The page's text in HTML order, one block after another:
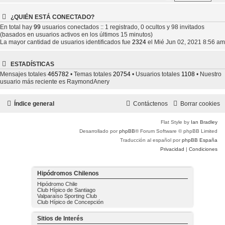
¿QUIÉN ESTÁ CONECTADO?
En total hay 99 usuarios conectados :: 1 registrado, 0 ocultos y 98 invitados
(basados en usuarios activos en los últimos 15 minutos)
La mayor cantidad de usuarios identificados fue 2324 el Mié Jun 02, 2021 8:56 am
ESTADÍSTICAS
Mensajes totales 465782 • Temas totales 20754 • Usuarios totales 1108 • Nuestro
usuario más reciente es RaymondAnery
Índice general Borrar cookies
Contáctenos
Flat Style by Ian Bradley
Desarrollado porphpBB® Forum Software © phpBB Limited
Traducción al español porphpBB España
Privacidad | Condiciones
Hipódromos Chilenos
Hipódromo Chile
Club Hípico de Santiago
Valparaíso Sporting Club
Club Hípico de Concepción
Sitios de Interés